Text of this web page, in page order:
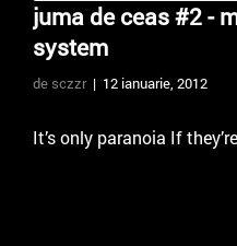
juma de ceas #2 -
system
de sczzr| 12 ianuarie, 2012
It’s only paranoia If